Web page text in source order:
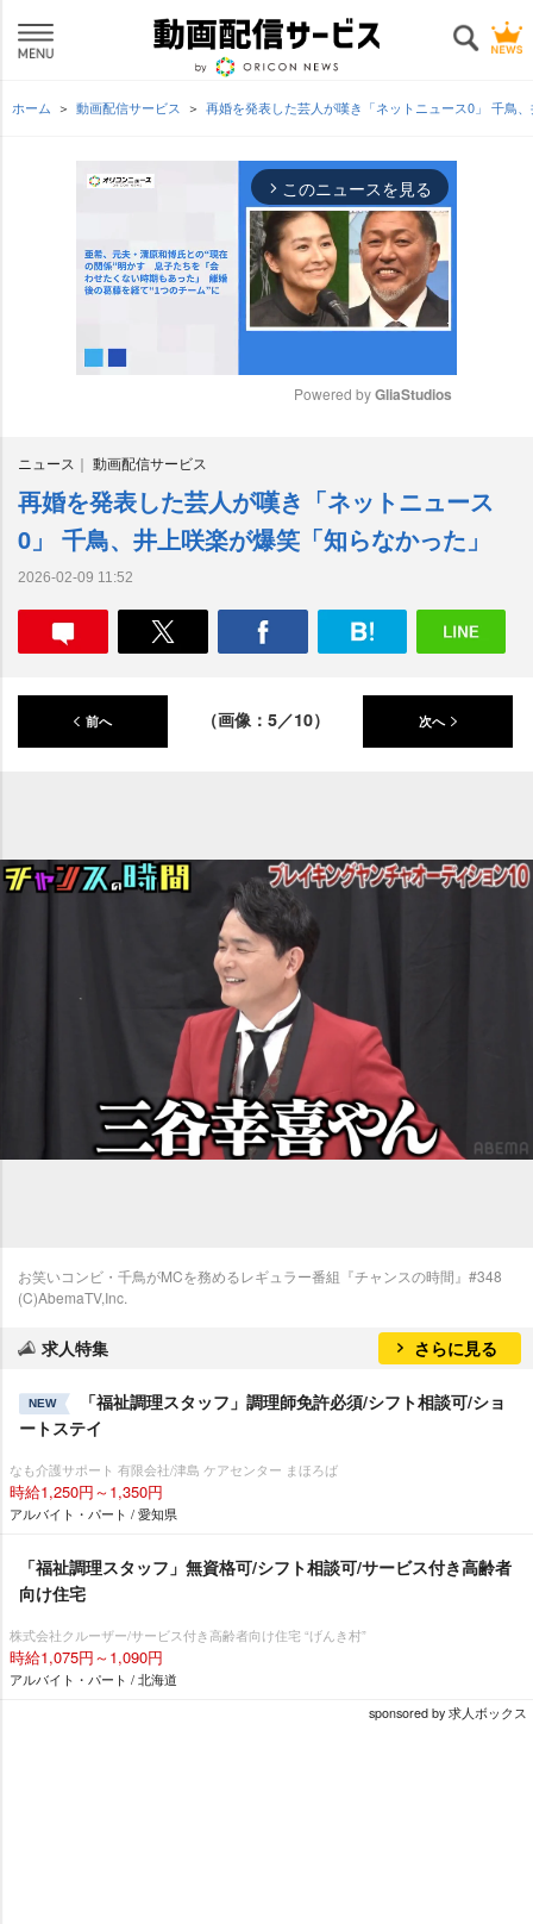
ホーム 動画配信サービス 再婚を発表した芸人が嘆き「ネットニュース0」 千鳥
arrow_forward_ios このニュースを見る
Powered by GliaStudios
ニュース 動画配信サービス
再婚を発表した芸人が嘆き「ネットニュース
0」 千鳥、井上咲楽が爆笑「知らなかった」
2026-02-09 11:52
前へ （画像：5／10） 次へ
お笑いコンビ・千鳥がMCを務めるレギュラー番組『チャンスの時間』#348
(C)AbemaTV,Inc.
求人特集 さらに見る
NEW
「福祉調理スタッフ」調理師免許必須/シフト相談可/ショ
ートステイ
なも介護サポート 有限会社/津島 ケアセンター まほろば
時給1,250円～1,350円
アルバイト・パート / 愛知県
「福祉調理スタッフ」無資格可/シフト相談可/サービス付き高齢者
向け住宅
株式会社クルーザー/サービス付き高齢者向け住宅 “げんき村”
時給1,075円～1,090円
アルバイト・パート / 北海道
sponsored by 求人ボックス